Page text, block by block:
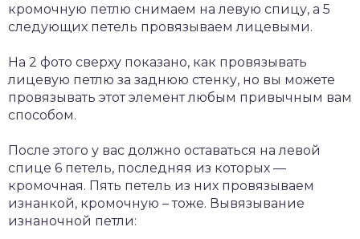
кромочную петлю снимаем на левую спицу, а 5
следующих петель провязываем лицевыми.
На 2 фото сверху показано, как провязывать
лицевую петлю за заднюю стенку, но вы можете
провязывать этот элемент любым привычным вам
способом.
После этого у вас должно оставаться на левой
спице 6 петель, последняя из которых —
кромочная. Пять петель из них провязываем
изнанкой, кромочную – тоже. Вывязывание
изнаночной петли: